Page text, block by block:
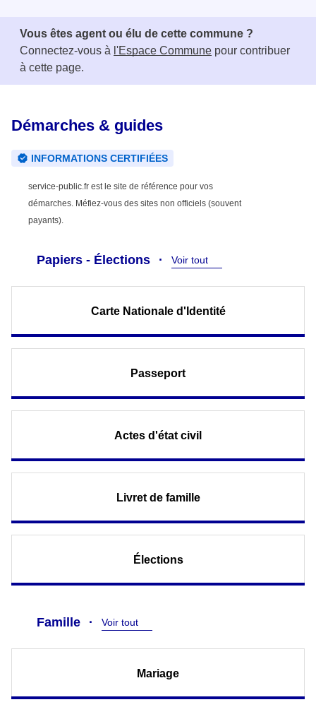
Vous êtes agent ou élu de cette commune ?
Connectez-vous à l'Espace Commune pour contribuer
à cette page.
Démarches & guides
INFORMATIONS CERTIFIÉES
service-public.fr est le site de référence pour vos
démarches. Méfiez-vous des sites non officiels (souvent
payants).
Papiers - Élections Voir tout
Carte Nationale d'Identité
Passeport
Actes d'état civil
Livret de famille
Élections
Famille Voir tout
Mariage